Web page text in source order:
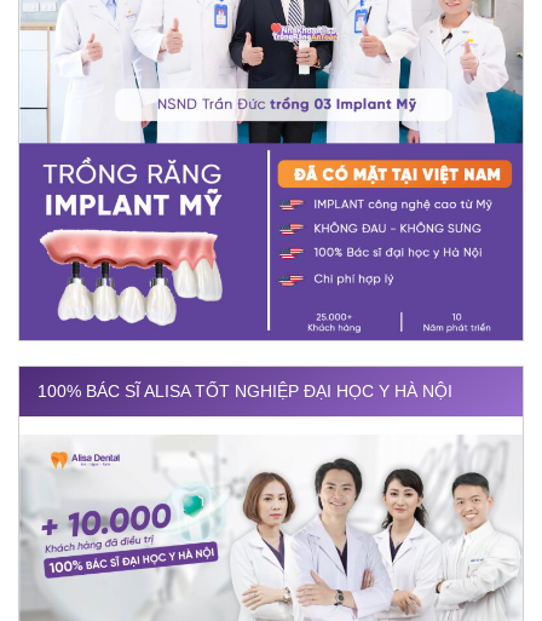
100% BÁC SĨ ALISA TỐT NGHIỆP ĐẠI HỌC Y HÀ NỘI